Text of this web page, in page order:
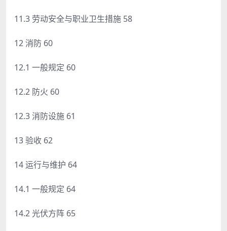
11.3 劳动安全与职业卫生措施 58
12 消防 60
12.1 一般规定 60
12.2 防火 60
12.3 消防设施 61
13 验收 62
14 运行与维护 64
14.1 一般规定 64
14.2 光伏方阵 65